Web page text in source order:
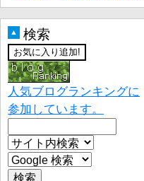
▲ 検索
人気ブログランキングに
参加しています。